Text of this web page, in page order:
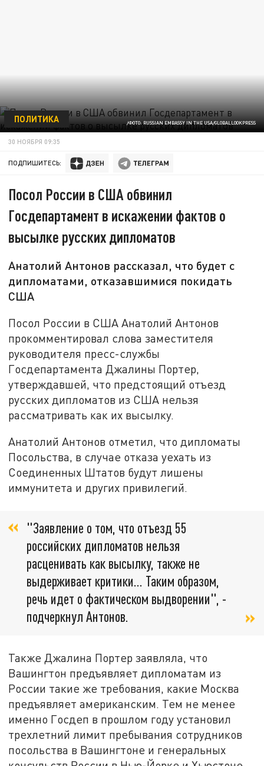
/ФОТО: RUSSIAN EMBASSY IN THE USA/GLOBALLOOKPRESS
ПОЛИТИКА
30 НОЯБРЯ 09:35
ПОДПИШИТЕСЬ:
Посол России в США обвинил
Госдепартамент в искажении фактов о
высылке русских дипломатов
Анатолий Антонов рассказал, что будет с
дипломатами, отказавшимися покидать
США
Посол России в США Анатолий Антонов
прокомментировал слова заместителя
руководителя пресс-службы
Госдепартамента Джалины Портер,
утверждавшей, что предстоящий отъезд
русских дипломатов из США нельзя
рассматривать как их высылку.
Анатолий Антонов отметил, что дипломаты
Посольства, в случае отказа уехать из
Соединенных Штатов будут лишены
иммунитета и других привилегий.
"Заявление о том, что отъезд 55
российских дипломатов нельзя
расценивать как высылку, также не
выдерживает критики… Таким образом,
речь идет о фактическом выдворении", -
подчеркнул Антонов.
Также Джалина Портер заявляла, что
Вашингтон предъявляет дипломатам из
России такие же требования, какие Москва
предъявляет американским. Тем не менее
именно Госдеп в прошлом году установил
трехлетний лимит пребывания сотрудников
посольства в Вашингтоне и генеральных